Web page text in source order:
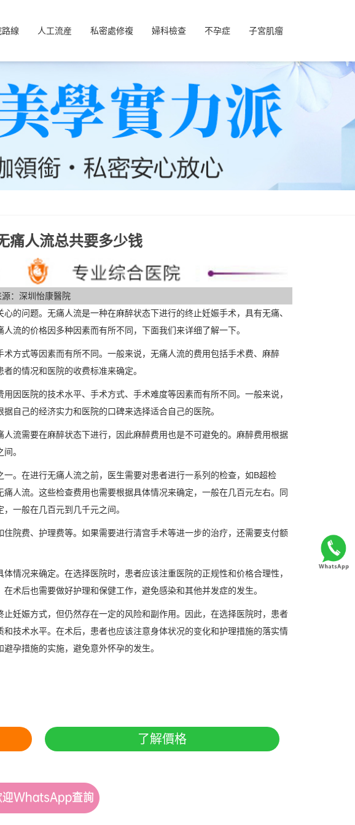
路線 人工流産 私密處修複 婦科檢查 不孕症 子宮肌瘤
痛人流总共要多少钱
源：深圳怡康醫院
的问题。无痛人流是一种在麻醉状态下进行的终止妊娠手术，具有无痛、
流的价格因多种因素而有所不同，下面我们来详细了解一下。
方式等因素而有所不同。一般来说，无痛人流的费用包括手术费、麻醉
的情况和医院的收费标准来确定。
因医院的技术水平、手术方式、手术难度等因素而有所不同。一般来说，
自己的经济实力和医院的口碑来选择适合自己的医院。
流需要在麻醉状态下进行，因此麻醉费用也是不可避免的。麻醉费用根据
。
。在进行无痛人流之前，医生需要对患者进行一系列的检查，如B超检
人流。这些检查费用也需要根据具体情况来确定，一般在几百元左右。同
一般在几百元到几千元之间。
院费、护理费等。如果需要进行清宫手术等进一步的治疗，还需要支付额
情况来确定。在选择医院时，患者应该注重医院的正规性和价格合理性，
术后也需要做好护理和保健工作，避免感染和其他并发症的发生。
妊娠方式，但仍然存在一定的风险和副作用。因此，在选择医院时，患者
技术水平。在术后，患者也应该注意身体状况的变化和护理措施的落实情
孕措施的实施，避免意外怀孕的发生。
了解價格